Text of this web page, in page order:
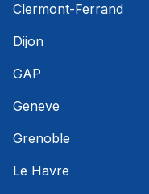
Clermont-Ferrand
Dijon
GAP
Geneve
Grenoble
Le Havre